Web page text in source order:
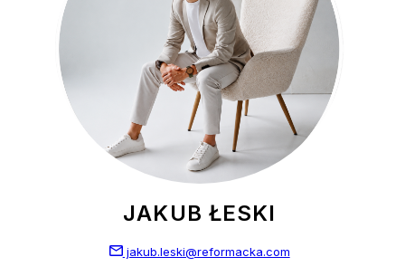
JAKUB ŁESKI
jakub.leski@reformacka.com